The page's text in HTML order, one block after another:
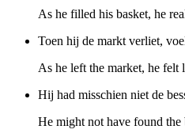
As he filled his basket, he
Toen hij de markt verliet,
As he left the market, he felt
Hij had misschien niet de
He might not have found the